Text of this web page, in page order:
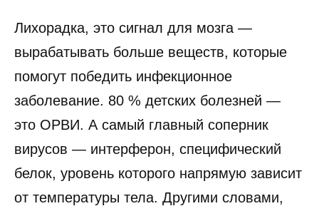
Лихорадка, это сигнал для мозга —
вырабатывать больше веществ, которые
помогут победить инфекционное
заболевание. 80 % детских болезней —
это ОРВИ. А самый главный соперник
вирусов — интерферон, специфический
белок, уровень которого напрямую зависит
от температуры тела. Другими словами,